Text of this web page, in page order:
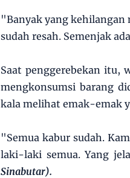
"Banyak yang
sudah resah. Semenjak
Saat penggerebekan itu,
mengkonsumsi barang
kala melihat emak-emak
"Semua kabur sudah.
laki-laki semua. Yang
Sinabutar).